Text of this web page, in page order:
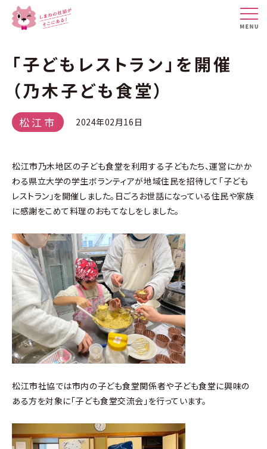
「子どもレストラン」を開催
（乃木子ども食堂）
松江市 2024年02月16日
松江市乃木地区の子ども食堂を利用する子どもたち、運営にかか
わる県立大学の学生ボランティアが地域住民を招待して「子ども
レストラン」を開催しました。日ごろお世話になっている住民や家族
に感謝をこめて料理のおもてなしをしました。
松江市社協では市内の子ども食堂関係者や子ども食堂に興味の
ある方を対象に「子ども食堂交流会」を行っています。